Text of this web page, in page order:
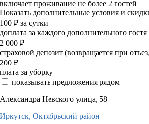
включает проживание не более 2 гостей
Показать дополнительные условия и
100 ₽ за сутки
доплата за каждого дополнительного
2 000 ₽
страховой депозит (возвращается при
200 ₽
плата за уборку
показывать предложения рядом
Александра Невского улица, 58
Иркутск, Октябрьский район